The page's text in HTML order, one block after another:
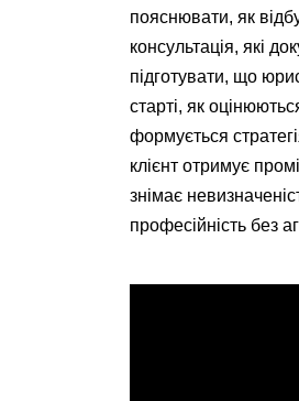
пояснювати, як
консультація, які
підготувати, що
старті, як
формується
клієнт отримує
знімає
професійність без